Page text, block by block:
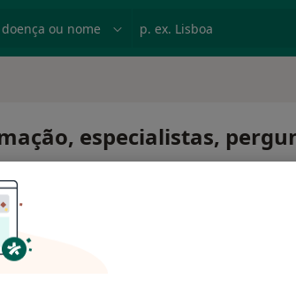
especialistas,